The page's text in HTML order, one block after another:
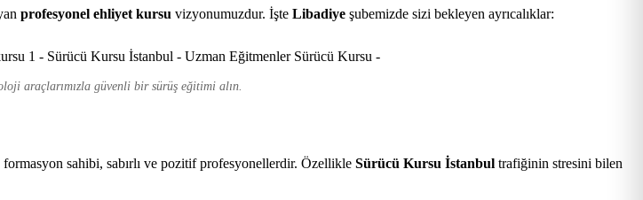
profesyonel ehliyet kursu vizyonumuzdur. İşte Libadiye şubemizde sizi bekleyen ayrıcalıklar:
araçlarımızla güvenli bir sürüş eğitimi alın.
formasyon sahibi, sabırlı ve pozitif profesyonellerdir. Özellikle Sürücü Kursu İstanbul trafiğinin stresini bilen